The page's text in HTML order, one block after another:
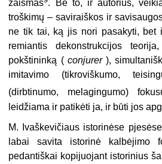
žaismas . Be to, ir autorius,
troškimų – saviraiškos ir
ne tik tai, ką jis nori pasakyti, bet
remiantis dekonstrukcijos
pokštininką ( conjurer),
imitavimo (tikroviškumo,
(dirbtinumo, melagingumo)
leidžiama ir patikėti ja, ir būti jos
M. Ivaškevičiaus istorinėse
labai savita istorinė kalbėjimo
pedantiškai kopijuojant istorinius